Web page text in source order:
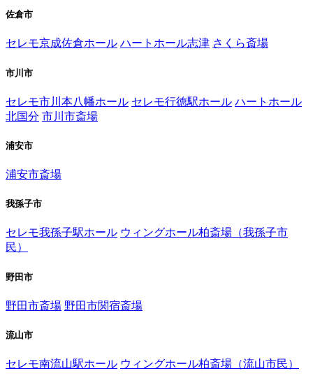
佐倉市
セレモ京成佐倉ホール ハートホール志津 さくら斎場
市川市
セレモ市川本八幡ホール セレモ行徳駅ホール ハートホール
北国分 市川市斎場
浦安市
浦安市斎場
我孫子市
セレモ我孫子駅ホール ウィングホール柏斎場（我孫子市
民）
野田市
野田市斎場 野田市関宿斎場
流山市
セレモ南流山駅ホール ウィングホール柏斎場（流山市民）